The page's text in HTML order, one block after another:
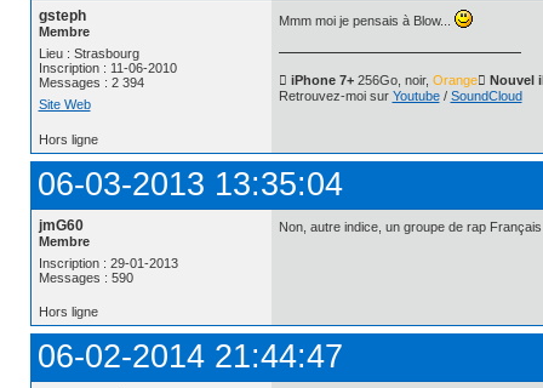
gsteph
Membre
Lieu : Strasbourg
Inscription : 11-06-2010
Messages : 2 394
Site Web
Mmm moi je pensais à Blow...
 iPhone 7+256Go, noir, Orange Nouvel
Retrouvez-moi sur Youtube/ SoundCloud
Hors ligne
06-03-2013 13:35:04
jmG60
Membre
Inscription : 29-01-2013
Messages : 590
Non, autre indice, un groupe de rap
Hors ligne
06-02-2014 21:44:47